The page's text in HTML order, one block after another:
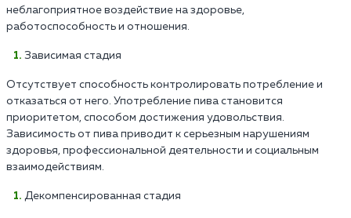
неблагоприятное воздействие на здоровье,
работоспособность и отношения.
Зависимая стадия
Отсутствует способность контролировать потребление и
отказаться от него. Употребление пива становится
приоритетом, способом достижения удовольствия.
Зависимость от пива приводит к серьезным нарушениям
здоровья, профессиональной деятельности и социальным
взаимодействиям.
Декомпенсированная стадия